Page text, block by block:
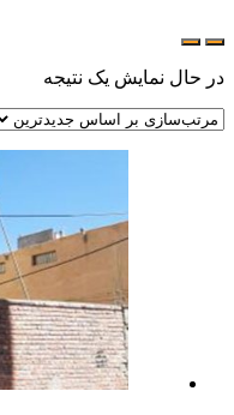
در حال نمایش یک نتیجه